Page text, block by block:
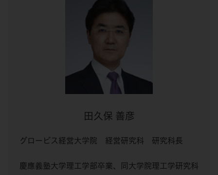
田久保 善彦
グロービス経営大学院 経営研究科 研究科長
慶應義塾大学理工学部卒業、同大学院理工学研究科